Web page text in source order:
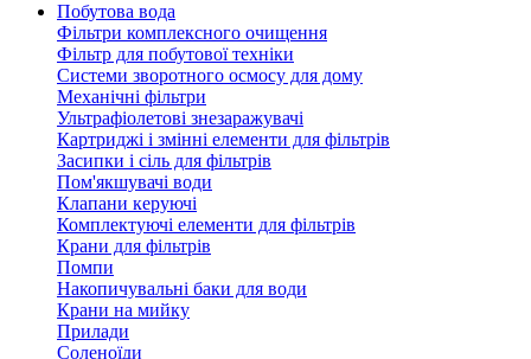
Побутова вода
Фільтри комплексного очищення
Фільтр для побутової техніки
Системи зворотного осмосу для дому
Механічні фільтри
Ультрафіолетові знезаражувачі
Картриджі і змінні елементи для фільтрів
Засипки і сіль для фільтрів
Пом'якшувачі води
Клапани керуючі
Комплектуючі елементи для фільтрів
Крани для фільтрів
Помпи
Накопичувальні баки для води
Крани на мийку
Прилади
Соленоїди